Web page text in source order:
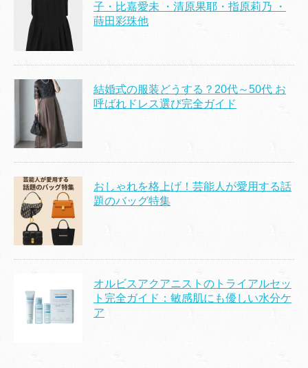
子・比嘉愛未 ・清原果耶・指原莉乃 ・
蒔田彩珠他
結婚式の服装どうする？20代～50代 お
呼ばれドレス選び完全ガイド
おしゃれを格上げ！芸能人が愛用する話
題のバッグ特集
オルビスアクアニストのトライアルセッ
ト完全ガイド：敏感肌にも優しい水分ケ
ア